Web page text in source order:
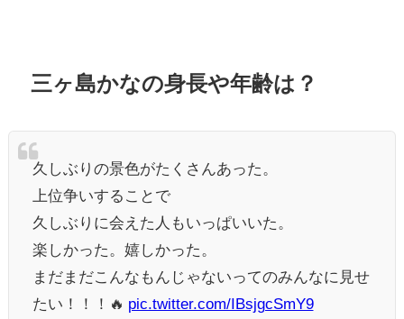
三ヶ島かなの身長や年齢は？
久しぶりの景色がたくさんあった。
上位争いすることで
久しぶりに会えた人もいっぱいいた。
楽しかった。嬉しかった。
まだまだこんなもんじゃないってのみんなに見せ
たい！！！🔥 pic.twitter.com/IBsjgcSmY9